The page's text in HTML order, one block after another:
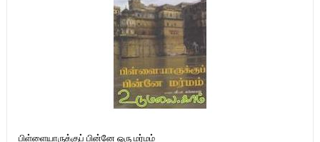
பிள்ளையாருக்குப் பின்னே ஒரு மர்மம்